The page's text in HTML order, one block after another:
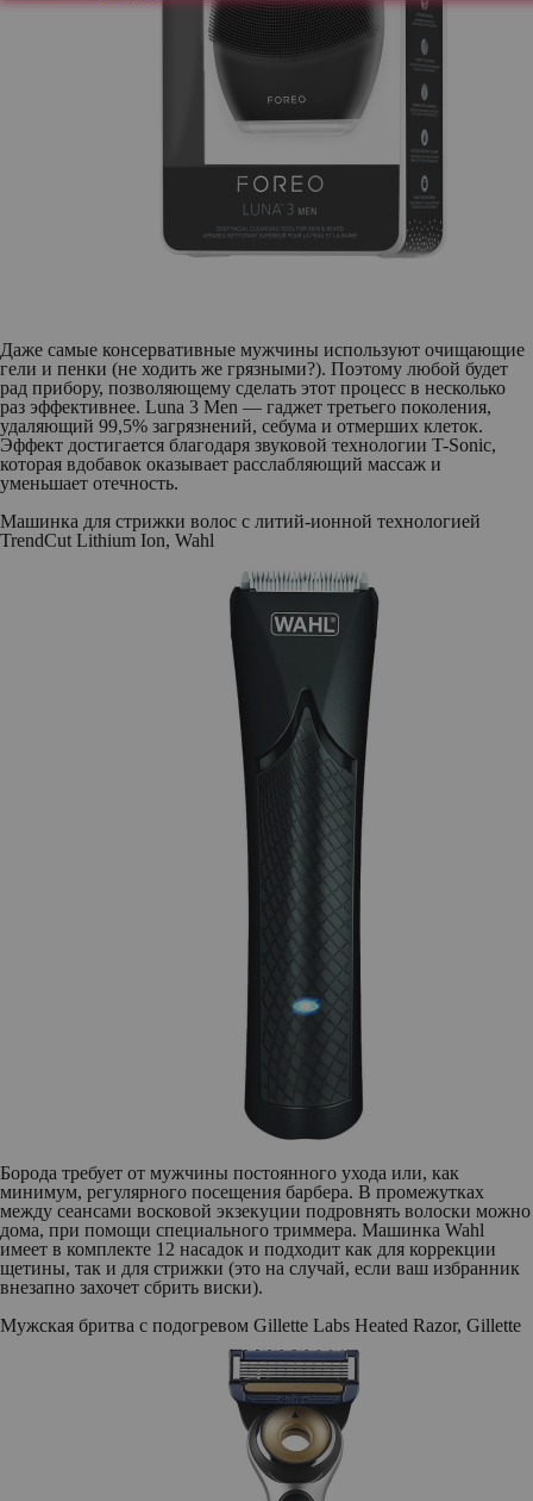
Даже самые консервативные мужчины используют очищающие
гели и пенки (не ходить же грязными?). Поэтому любой будет
рад прибору, позволяющему сделать этот процесс в несколько
раз эффективнее. Luna 3 Men — гаджет третьего поколения,
удаляющий 99,5% загрязнений, себума и отмерших клеток.
Эффект достигается благодаря звуковой технологии T-Sonic,
которая вдобавок оказывает расслабляющий массаж и
уменьшает отечность.
Машинка для стрижки волос с литий-ионной технологией
TrendCut Lithium Ion, Wahl
Борода требует от мужчины постоянного ухода или, как
минимум, регулярного посещения барбера. В промежутках
между сеансами восковой экзекуции подровнять волоски можно
дома, при помощи специального триммера. Машинка Wahl
имеет в комплекте 12 насадок и подходит как для коррекции
щетины, так и для стрижки (это на случай, если ваш избранник
внезапно захочет сбрить виски).
Мужская бритва c подогревом Gillette Labs Heated Razor, Gillette